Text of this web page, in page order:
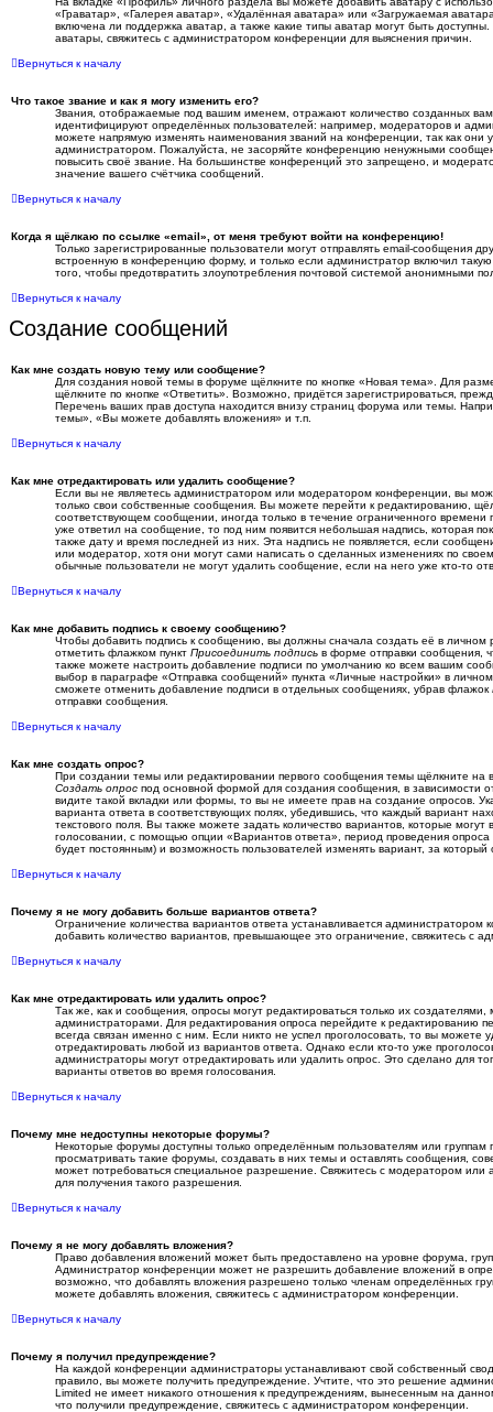
«Граватар», «Галерея аватар», «Удалённая аватара» или «Загружаемая
включена ли поддержка аватар, а также какие типы аватар могут быть
аватары, свяжитесь с администратором конференции для выяснения причин.
Вернуться к началу
Что такое звание и как я могу изменить его?
Звания, отображаемые под вашим именем, отражают количество созданных
идентифицируют определённых пользователей: например, модераторов и
можете напрямую изменять наименования званий на конференции, так как они
администратором. Пожалуйста, не засоряйте конференцию ненужными
повысить своё звание. На большинстве конференций это запрещено, и
значение вашего счётчика сообщений.
Вернуться к началу
Когда я щёлкаю по ссылке «email», от меня требуют войти на конференцию!
Только зарегистрированные пользователи могут отправлять email-сообщения
встроенную в конференцию форму, и только если администратор включил
того, чтобы предотвратить злоупотребления почтовой системой анонимными
Вернуться к началу
Создание сообщений
Как мне создать новую тему или сообщение?
Для создания новой темы в форуме щёлкните по кнопке «Новая тема». Для
щёлкните по кнопке «Ответить». Возможно, придётся зарегистрироваться,
Перечень ваших прав доступа находится внизу страниц форума или темы.
темы», «Вы можете добавлять вложения» и т.п.
Вернуться к началу
Как мне отредактировать или удалить сообщение?
Если вы не являетесь администратором или модератором конференции, вы
только свои собственные сообщения. Вы можете перейти к редактированию,
соответствующем сообщении, иногда только в течение ограниченного времени
уже ответил на сообщение, то под ним появится небольшая надпись, которая
также дату и время последней из них. Эта надпись не появляется, если
или модератор, хотя они могут сами написать о сделанных изменениях по
обычные пользователи не могут удалить сообщение, если на него уже кто-то
Вернуться к началу
Как мне добавить подпись к своему сообщению?
Чтобы добавить подпись к сообщению, вы должны сначала создать её в личном
отметить флажком пункт Присоединить подпись в форме отправки сообщения,
также можете настроить добавление подписи по умолчанию ко всем вашим
выбор в параграфе «Отправка сообщений» пункта «Личные настройки» в
сможете отменить добавление подписи в отдельных сообщениях, убрав флажок
отправки сообщения.
Вернуться к началу
Как мне создать опрос?
При создании темы или редактировании первого сообщения темы щёлкните на
Создать опрос под основной формой для создания сообщения, в зависимости
видите такой вкладки или формы, то вы не имеете прав на создание опросов.
варианта ответа в соответствующих полях, убедившись, что каждый вариант
текстового поля. Вы также можете задать количество вариантов, которые могут
голосовании, с помощью опции «Вариантов ответа», период проведения опроса
будет постоянным) и возможность пользователей изменять вариант, за который
Вернуться к началу
Почему я не могу добавить больше вариантов ответа?
Ограничение количества вариантов ответа устанавливается
добавить количество вариантов, превышающее это ограничение, свяжитесь с
Вернуться к началу
Как мне отредактировать или удалить опрос?
Так же, как и сообщения, опросы могут редактироваться только их
администраторами. Для редактирования опроса перейдите к редактированию
всегда связан именно с ним. Если никто не успел проголосовать, то вы можете
отредактировать любой из вариантов ответа. Однако если кто-то уже
администраторы могут отредактировать или удалить опрос. Это сделано для
варианты ответов во время голосования.
Вернуться к началу
Почему мне недоступны некоторые форумы?
Некоторые форумы доступны только определённым пользователям или группам
просматривать такие форумы, создавать в них темы и оставлять сообщения,
может потребоваться специальное разрешение. Свяжитесь с модератором
для получения такого разрешения.
Вернуться к началу
Почему я не могу добавлять вложения?
Право добавления вложений может быть предоставлено на уровне форума,
Администратор конференции может не разрешить добавление вложений в
возможно, что добавлять вложения разрешено только членам определённых
можете добавлять вложения, свяжитесь с администратором конференции.
Вернуться к началу
Почему я получил предупреждение?
На каждой конференции администраторы устанавливают свой собственный
правило, вы можете получить предупреждение. Учтите, что это решение
Limited не имеет никакого отношения к предупреждениям, вынесенным на
что получили предупреждение, свяжитесь с администратором конференции.